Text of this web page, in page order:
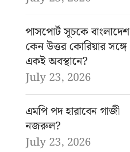
পাসপোর্ট সূচকে বাংলাদেশ
কেন উত্তর কোরিয়ার সঙ্গে
একই অবস্থানে?
July 23, 2026
এমপি পদ হারাবেন গাজী
নজরুল?
July 23, 2026